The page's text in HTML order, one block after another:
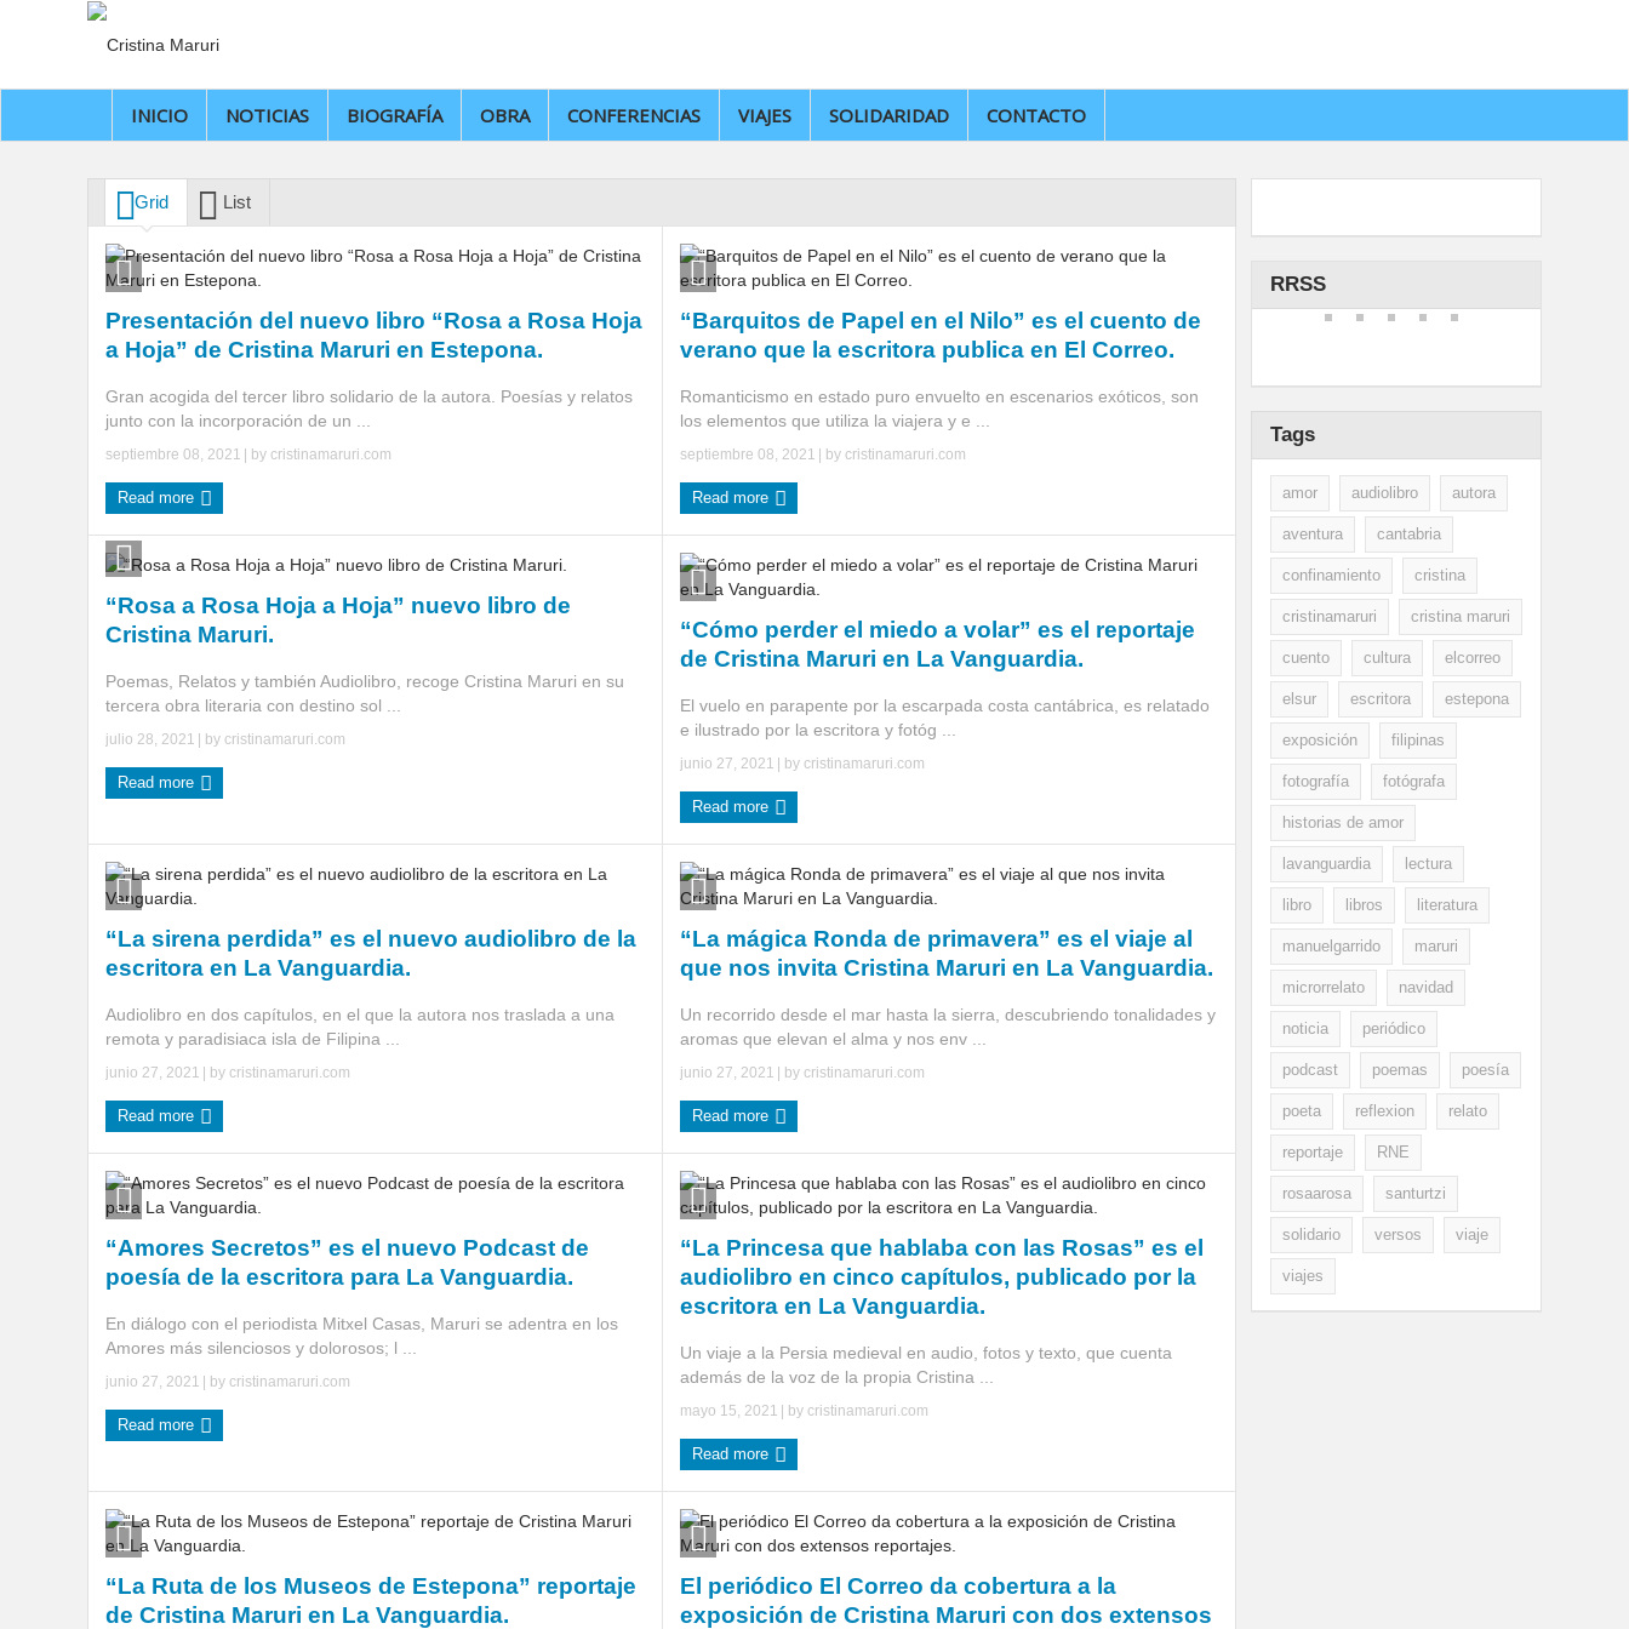
INICIO NOTICIAS BIOGRAFÍA OBRA CONFERENCIAS VIAJES SOLIDARIDAD CONTACTO
Grid List
Presentación del nuevo libro “Rosa a Rosa Hoja
a Hoja” de Cristina Maruri en Estepona.
Gran acogida del tercer libro solidario de la autora. Poesías y relatos
junto con la incorporación de un ...
septiembre 08, 2021 | by cristinamaruri.com
Read more
“Barquitos de Papel en el Nilo” es el cuento de
verano que la escritora publica en El Correo.
Romanticismo en estado puro envuelto en escenarios exóticos, son
los elementos que utiliza la viajera y e ...
septiembre 08, 2021 | by cristinamaruri.com
Read more
“Rosa a Rosa Hoja a Hoja” nuevo libro de
Cristina Maruri.
Poemas, Relatos y también Audiolibro, recoge Cristina Maruri en su
tercera obra literaria con destino sol ...
julio 28, 2021 | by cristinamaruri.com
Read more
“Cómo perder el miedo a volar” es el reportaje
de Cristina Maruri en La Vanguardia.
El vuelo en parapente por la escarpada costa cantábrica, es relatado
e ilustrado por la escritora y fotóg ...
junio 27, 2021 | by cristinamaruri.com
Read more
“La sirena perdida” es el nuevo audiolibro de la
escritora en La Vanguardia.
Audiolibro en dos capítulos, en el que la autora nos traslada a una
remota y paradisiaca isla de Filipina ...
junio 27, 2021 | by cristinamaruri.com
Read more
“La mágica Ronda de primavera” es el viaje al
que nos invita Cristina Maruri en La Vanguardia.
Un recorrido desde el mar hasta la sierra, descubriendo tonalidades y
aromas que elevan el alma y nos env ...
junio 27, 2021 | by cristinamaruri.com
Read more
“Amores Secretos” es el nuevo Podcast de
poesía de la escritora para La Vanguardia.
En diálogo con el periodista Mitxel Casas, Maruri se adentra en los
Amores más silenciosos y dolorosos; l ...
junio 27, 2021 | by cristinamaruri.com
Read more
“La Princesa que hablaba con las Rosas” es el
audiolibro en cinco capítulos, publicado por la
escritora en La Vanguardia.
Un viaje a la Persia medieval en audio, fotos y texto, que cuenta
además de la voz de la propia Cristina ...
mayo 15, 2021 | by cristinamaruri.com
Read more
“La Ruta de los Museos de Estepona” reportaje
de Cristina Maruri en La Vanguardia.
El periódico El Correo da cobertura a la
exposición de Cristina Maruri con dos extensos
RRSS
Tags
amor audiolibro autora
aventura cantabria
confinamiento cristina
cristinamaruri cristina maruri
cuento cultura elcorreo
elsur escritora estepona
exposición filipinas
fotografía fotógrafa
historias de amor
lavanguardia lectura
libro libros literatura
manuelgarrido maruri
microrrelato navidad
noticia periódico
podcast poemas poesía
poeta reflexion relato
reportaje RNE
rosaarosa santurtzi
solidario versos viaje
viajes